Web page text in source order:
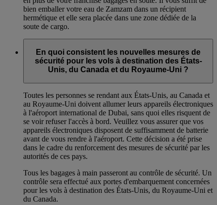
bien emballer votre eau de Zamzam dans un récipient
hermétique et elle sera placée dans une zone dédiée de la
soute de cargo.
En quoi consistent les nouvelles mesures de
sécurité pour les vols à destination des États-
Unis, du Canada et du Royaume-Uni ?
Toutes les personnes se rendant aux États-Unis, au Canada et
au Royaume-Uni doivent allumer leurs appareils électroniques
à l'aéroport international de Dubai, sans quoi elles risquent de
se voir refuser l'accès à bord. Veuillez vous assurer que vos
appareils électroniques disposent de suffisamment de batterie
avant de vous rendre à l'aéroport. Cette décision a été prise
dans le cadre du renforcement des mesures de sécurité par les
autorités de ces pays.
Tous les bagages à main passeront au contrôle de sécurité. Un
contrôle sera effectué aux portes d'embarquement concernées
pour les vols à destination des États-Unis, du Royaume-Uni et
du Canada.